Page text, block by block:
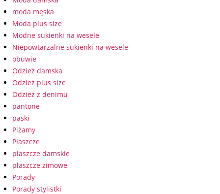
moda męska
Moda plus size
Modne sukienki na wesele
Niepowtarzalne sukienki na wesele
obuwie
Odzież damska
Odzież plus size
Odzież z denimu
pantone
paski
Piżamy
Płaszcze
płaszcze damskie
płaszcze zimowe
Porady
Porady stylistki